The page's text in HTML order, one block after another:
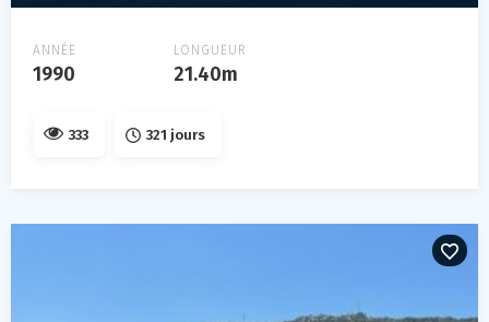
ANNÉE
1990
LONGUEUR
21.40m
333 321 jours